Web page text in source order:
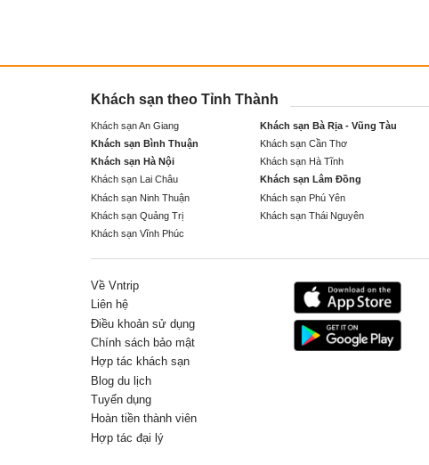
Khách sạn theo Tỉnh Thành
Khách sạn An Giang Khách sạn Bà Rịa - Vũng Tàu
Khách sạn Bình Thuận
Khách sạn Cần Thơ
Khách sạn Hà Nội
Khách sạn Hà Tĩnh
Khách sạn Lai Châu
Khách sạn Lâm Đồng
Khách sạn Ninh Thuận
Khách sạn Phú Yên
Khách sạn Quảng Trị
Khách sạn Thái Nguyên
Khách sạn Vĩnh Phúc
Về Vntrip
Liên hệ
Điều khoản sử dụng
Chính sách bảo mật
Hợp tác khách sạn
Blog du lịch
Tuyển dụng
Hoàn tiền thành viên
Hợp tác đại lý